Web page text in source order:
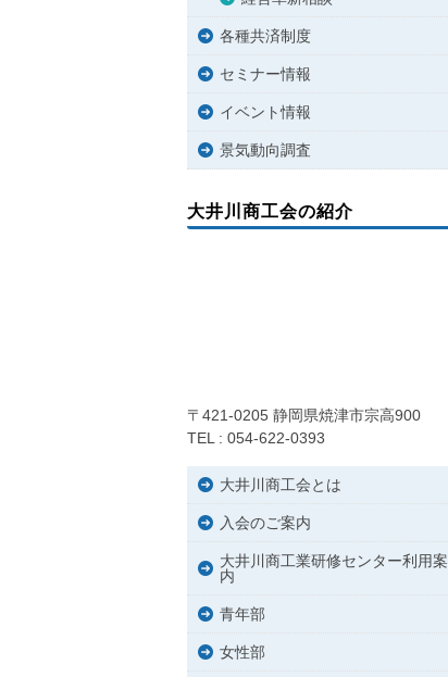
各種共済制度
セミナー情報
イベント情報
景気動向調査
大井川商工会の紹介
〒421-0205 静岡県焼津市宗高900
TEL : 054-622-0393
大井川商工会とは
入会のご案内
大井川商工業研修センター利用案
内
青年部
女性部